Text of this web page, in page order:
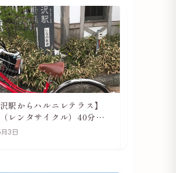
駅からハルニレテラス】
レンタサイクル）40分で
井沢旅行は自転車利用が
3日